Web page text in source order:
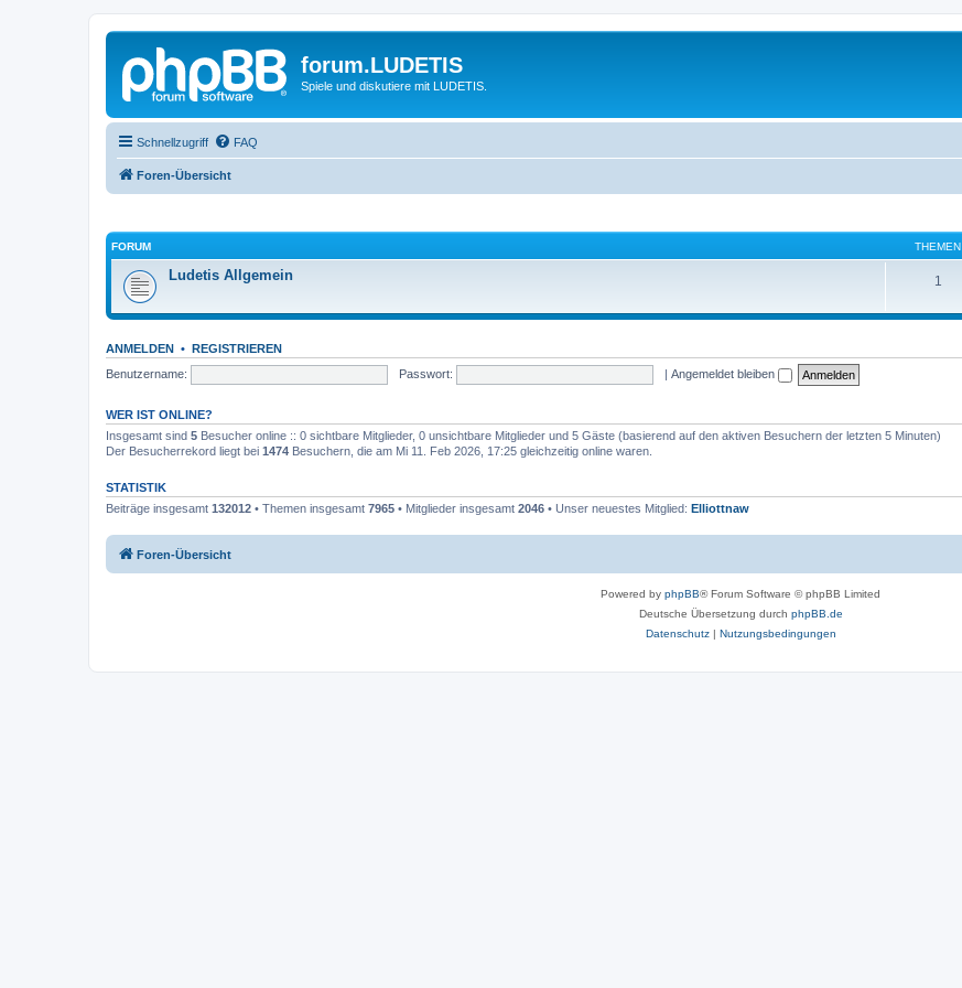
forum.LUDETIS
Spiele und diskutiere mit LUDETIS.
Schnellzugriff FAQ
Foren-Übersicht
FORUM THEMEN
Ludetis Allgemein 1
ANMELDEN • REGISTRIEREN
Benutzername:
Passwort: | Angemeldet bleiben
WER IST ONLINE?
Insgesamt sind 5 Besucher online :: 0 sichtbare Mitglieder, 0 unsichtbare Mitglieder und 5 Gäste (basierend auf den aktiven Besuchern der letzten 5 Minuten)
Der Besucherrekord liegt bei 1474 Besuchern, die am Mi 11. Feb 2026, 17:25 gleichzeitig online waren.
STATISTIK
Beiträge insgesamt 132012 • Themen insgesamt 7965 • Mitglieder insgesamt 2046 • Unser neuestes Mitglied: Elliottnaw
Foren-Übersicht
Powered by phpBB® Forum Software © phpBB Limited
Deutsche Übersetzung durch phpBB.de
Datenschutz| Nutzungsbedingungen